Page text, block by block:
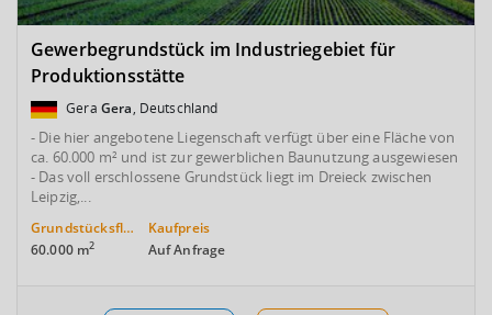
Gewerbegrundstück im Industriegebiet für
Produktionsstätte
Gera Gera, Deutschland
- Die hier angebotene Liegenschaft verfügt über eine Fläche von
ca. 60.000 m² und ist zur gewerblichen Baunutzung ausgewiesen
- Das voll erschlossene Grundstück liegt im Dreieck zwischen
Leipzig,...
Grundstücksfläche
60.000 m2
Kaufpreis
Auf Anfrage